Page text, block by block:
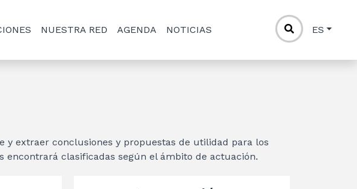
NUESTRA RED AGENDA NOTICIAS ES
y extraer conclusiones y propuestas de utilidad para los
clasificadas según el ámbito de actuación.